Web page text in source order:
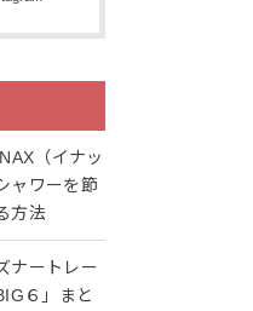
（イナッ
ャワーを節
方法
ナートレー
６」まと